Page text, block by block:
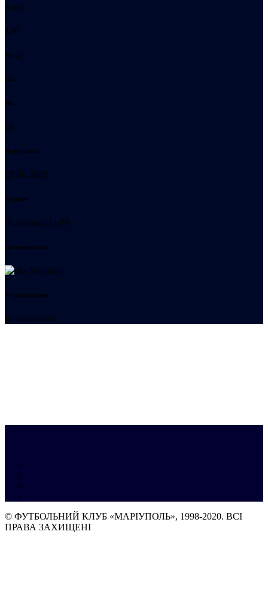
Зріст:
180
Вага:
64
Вік
21
Народився:
29.06.2005
Турніри
Чемпіонат U-19
громадянство
Україна
Розташування
Півзахисник
© ФУТБОЛЬНИЙ КЛУБ «МАРІУПОЛЬ», 1998-2020. ВСІ
ПРАВА ЗАХИЩЕНІ